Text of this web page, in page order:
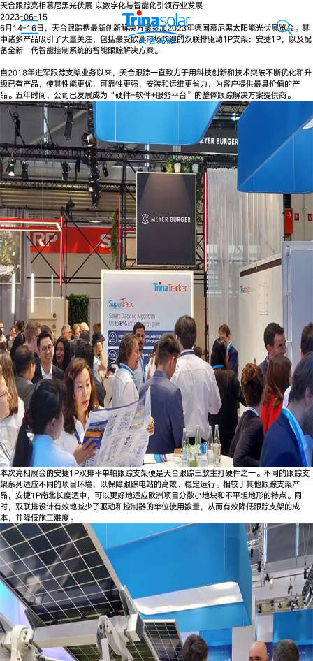
天合跟踪亮相慕尼黑光伏展 以数字化与智能化引领行业发展
2023-06-15
6月14-16日，天合跟踪携最新创新解决方案参加2023年德国慕尼黑太阳能光伏展览会。其
中诸多产品吸引了大量关注，包括最受欧洲市场欢迎的双联排驱动1P支架：安捷1P，以及配
备全新一代智能控制系统的智能跟踪解决方案。
自2018年进军跟踪支架业务以来，天合跟踪一直致力于用科技创新和技术突破不断优化和升
级已有产品，使其性能更优，可靠性更强，安装和运维更省力，为客户提供最具价值的产
品。五年时间，公司已发展成为“硬件+软件+服务平台”的整体跟踪解决方案提供商。
本次亮相展会的安捷1P双排平单轴跟踪支架便是天合跟踪三款主打硬件之一。不同的跟踪支
架系列适应不同的项目环境，以保障跟踪电站的高效、稳定运行。相较于其他跟踪支架产
品，安捷1P南北长度适中，可以更好地适应欧洲项目分散小地块和不平坦地形的特点。同
时，双联排设计有效地减少了驱动和控制器的单位使用数量，从而有效降低跟踪支架的成
本，并降低施工难度。